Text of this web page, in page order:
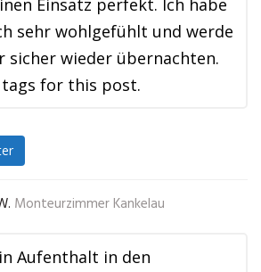
Einsatz perfekt. Ich habe
sehr wohlgefühlt und werde
sicher wieder übernachten.
tags for this post.
Monteurzimmer Kankelau
Aufenthalt in den